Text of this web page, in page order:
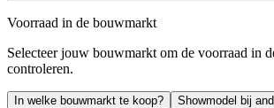
Voorraad in de bouwmarkt
Selecteer jouw bouwmarkt om de voorraad in
controleren.
In welke bouwmarkt te koop? Showmodel bij